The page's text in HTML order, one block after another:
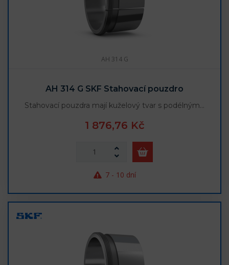
AH 314 G
AH 314 G SKF Stahovací pouzdro
Stahovací pouzdra mají kuželový tvar s podélným…
1 876,76 Kč
7 - 10 dní